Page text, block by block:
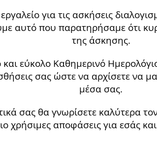
για τις ασκήσεις
αυτό που παρατηρήσαμε ότι
της άσκησης.
εύκολο Καθημερινό
σας ώστε να αρχίσετε να
μέσα σας.
σας θα γνωρίσετε καλύτερα
χρήσιμες αποφάσεις για εσάς